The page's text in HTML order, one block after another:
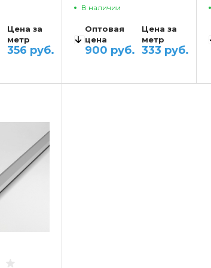
2 112 руб.
960 руб.
Цена за
метр
356 руб.
В наличии
до 10 1 980 руб.
Оптовая
цена
900 руб.
Цена за
метр
333 руб.